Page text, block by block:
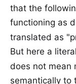
that the
functioning as
translated as
But here a
does not mean
semantically to